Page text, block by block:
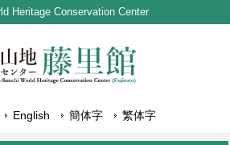
Heritage Conservation Center
English 簡体字 繁体字